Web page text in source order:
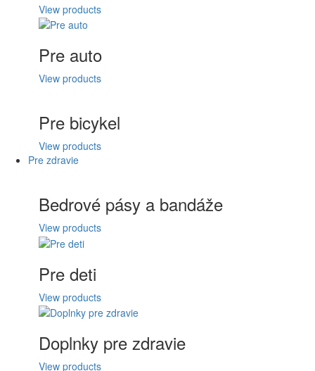
View products
Pre auto
View products
Pre bicykel
View products
Pre zdravie
Bedrové pásy a bandáže
View products
Pre deti
View products
Doplnky pre zdravie
View products